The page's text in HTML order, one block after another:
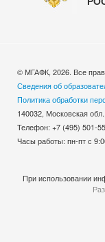
© МГАФК, 2026. Все
Сведения об
Политика обработки
140032, Московская
Телефон: +7 (495)
Часы работы: пн-пт с
При использовании